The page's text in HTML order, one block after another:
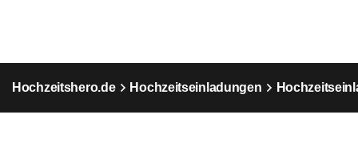
Hochzeitshero.de Hochzeitseinladungen